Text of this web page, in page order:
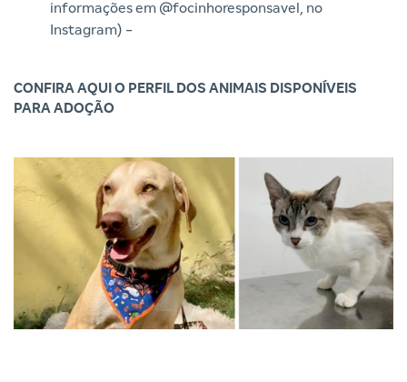
informações em @focinhoresponsavel, no
Instagram) -
CONFIRA AQUI O PERFIL DOS ANIMAIS DISPONÍVEIS
PARA ADOÇÃO